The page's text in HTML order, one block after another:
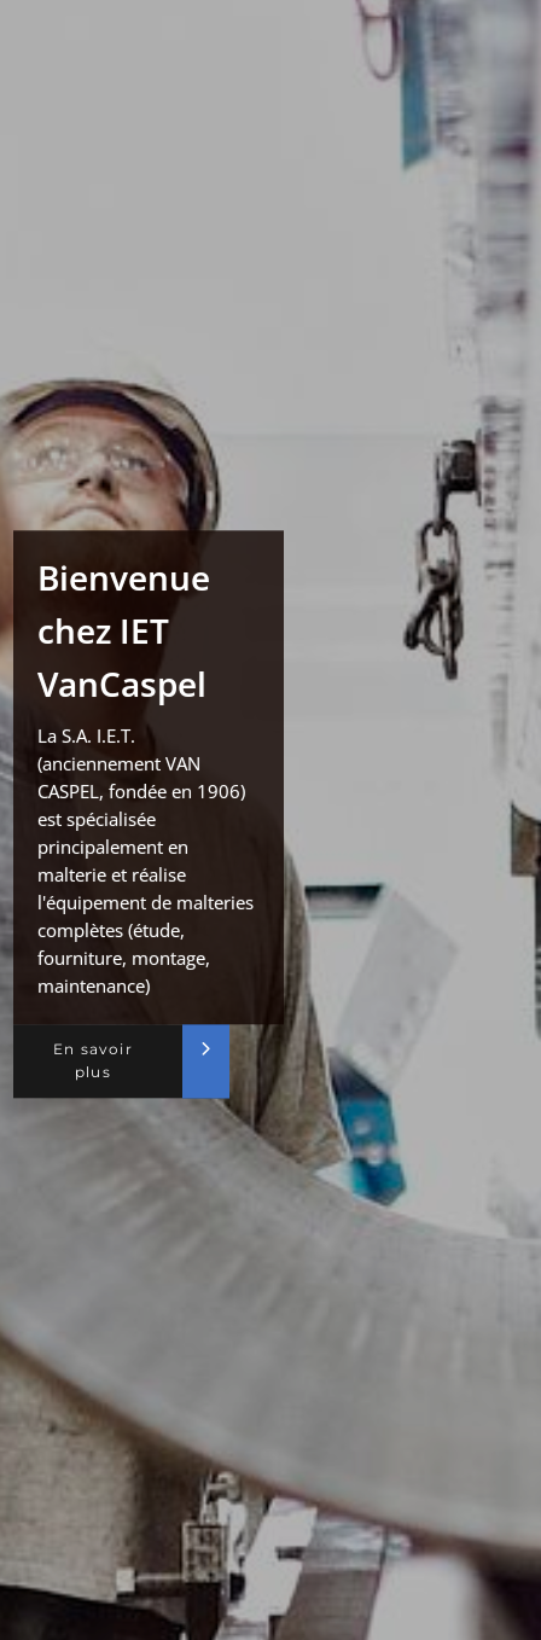
Bienvenue
chez IET
VanCaspel
La S.A. I.E.T.
(anciennement VAN
CASPEL, fondée en 1906)
est spécialisée
principalement en
malterie et réalise
l'équipement de malteries
complètes (étude,
fourniture, montage,
maintenance)
En savoir
plus